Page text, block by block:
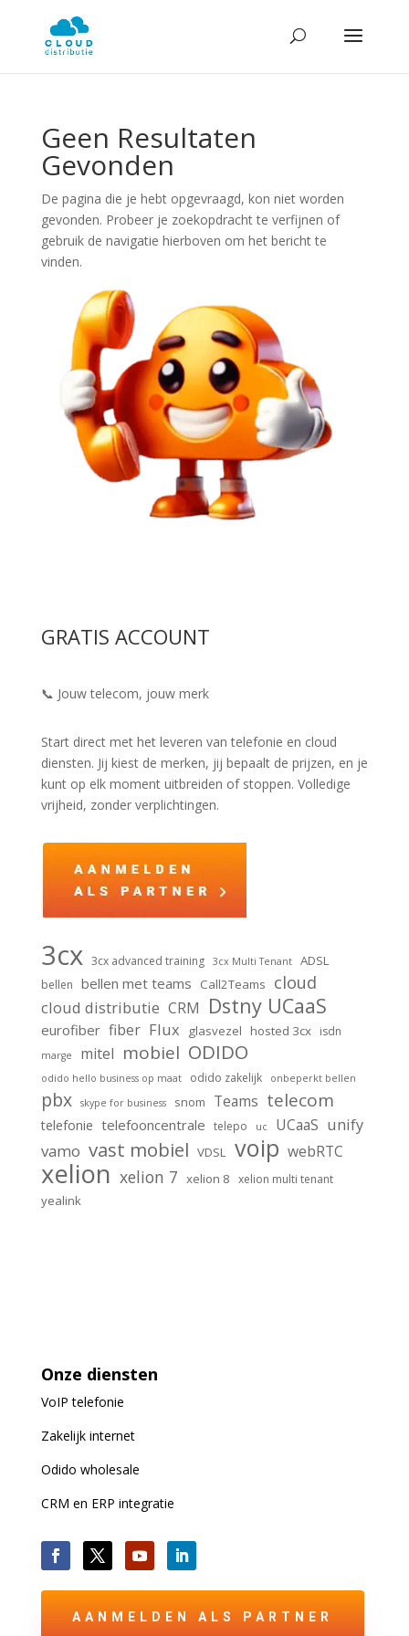
Geen Resultaten
Gevonden
De pagina die je hebt opgevraagd, kon niet worden
gevonden. Probeer je zoekopdracht te verfijnen of
gebruik de navigatie hierboven om het bericht te
vinden.
GRATIS ACCOUNT
📞 Jouw telecom, jouw merk
Start direct met het leveren van telefonie en cloud
diensten. Jij kiest de merken, jij bepaalt de prijzen, en je
kunt op elk moment uitbreiden of stoppen. Volledige
vrijheid, zonder verplichtingen.
3cx 3cx advanced training 3cx Multi Tenant ADSL
bellen bellen met teams Call2Teams cloud
cloud distributie CRM Dstny UCaaS
eurofiber fiber Flux glasvezel hosted 3cx isdn
marge mitel mobiel ODIDO
odido hello business op maat odido zakelijk onbeperkt bellen
pbx skype for business snom Teams telecom
telefonie telefooncentrale telepo uc UCaaS unify
vamo vast mobiel VDSL voip webRTC
xelion xelion 7 xelion 8 xelion multi tenant
yealink
Onze diensten
VoIPtelefonie
Zakelijk internet
Odido wholesale
CRM en ERP integratie
AANMELDEN ALS PARTNER